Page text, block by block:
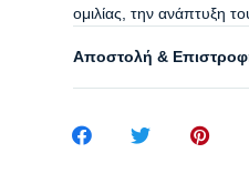
ομιλίας, την ανάπτυξη
Αποστολή &